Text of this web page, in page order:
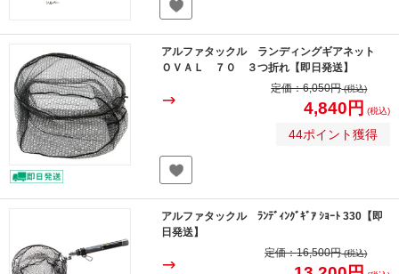
アルファタックル ランディングギアネット
ＯＶＡＬ ７０ ３つ折れ【即日発送】
定価：6,050円(税込)
4,840円 (税込)
44ポイント獲得
アルファタックル ﾗﾝﾃﾞｨﾝｸﾞｷﾞｱ ｼｮｰﾄ 330【即
日発送】
定価：16,500円(税込)